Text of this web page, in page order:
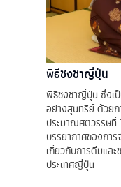
พิธีชงชาญี่ปุ่น
พิธีชงชาญี่ปุ่น ซึ่งเ
อย่างสุนทรีย์ ด้วยก
ประมาณศตวรรษที่
บรรยากาศของกา
เกี่ยวกับการดิ่มแล
ประเทศญี่ปุ่น